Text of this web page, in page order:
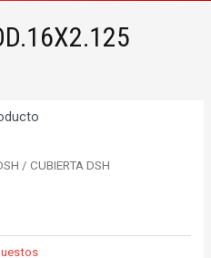
/ CUBIERTA DSH